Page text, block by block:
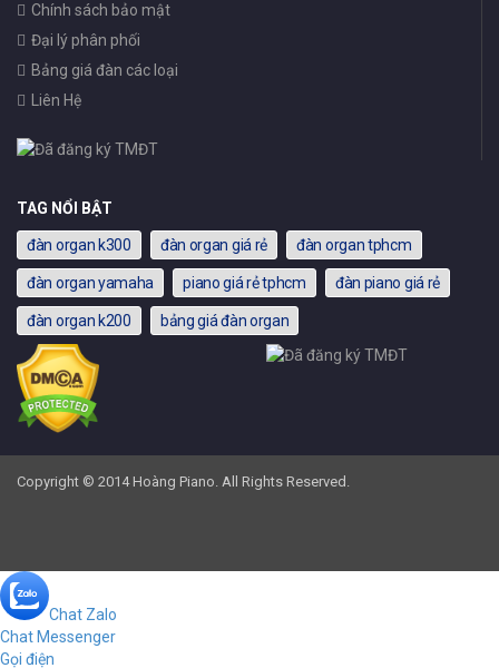
Chính sách bảo mật
Đại lý phân phối
Bảng giá đàn các loại
Liên Hệ
TAG NỔI BẬT
đàn organ k300 đàn organ giá rẻ đàn organ tphcm
đàn organ yamaha piano giá rẻ tphcm đàn piano giá rẻ
đàn organ k200 bảng giá đàn organ
Copyright © 2014 Hoàng Piano. All Rights Reserved.
Chat Zalo
Chat Messenger
Gọi điện